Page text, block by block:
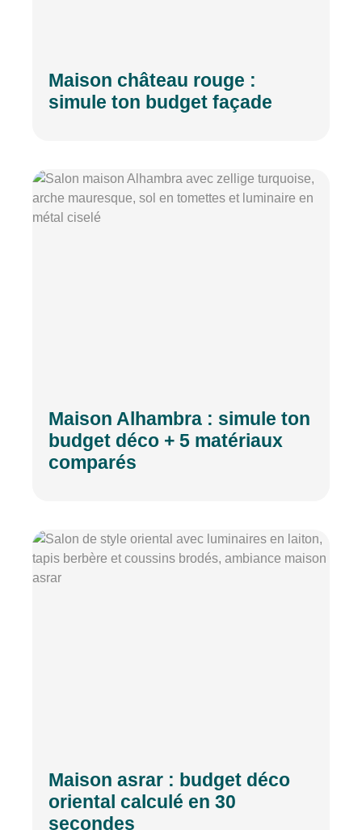
Maison château rouge :
simule ton budget façade
Maison Alhambra : simule ton
budget déco + 5 matériaux
comparés
Maison asrar : budget déco
oriental calculé en 30
secondes